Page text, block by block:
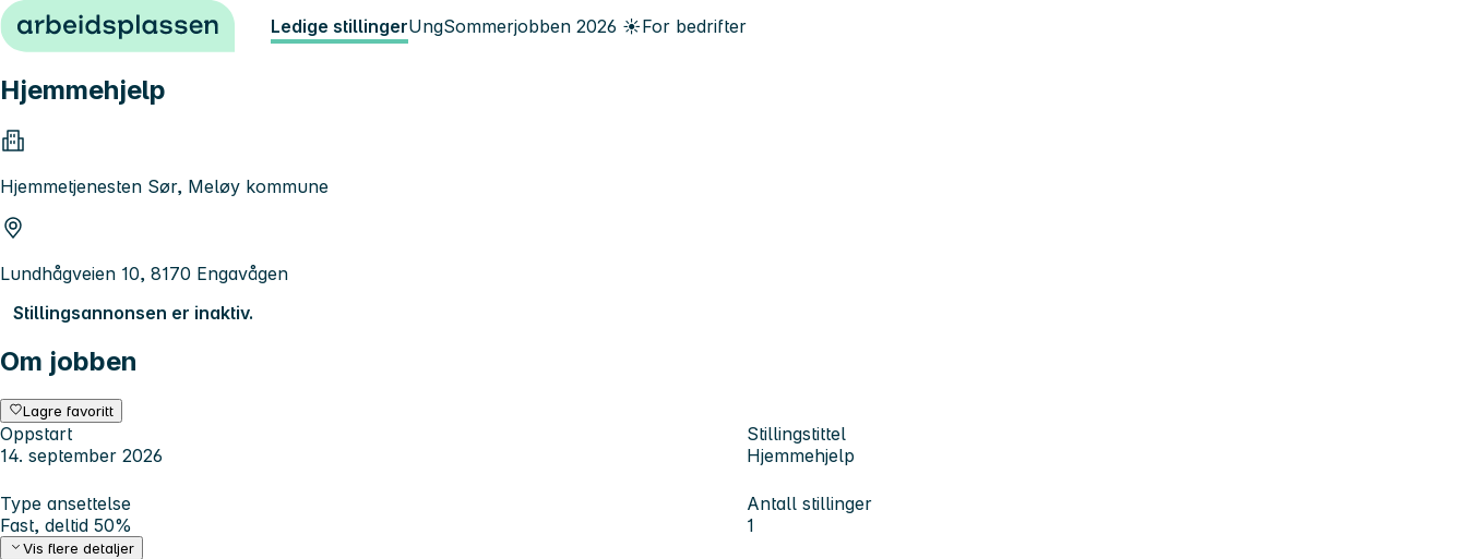
Hopp til innhold Ledige stillingerUngSommerjobben 2026 ☀️For bedrifter
Hjemmehjelp
Hjemmetjenesten Sør, Meløy kommune
Lundhågveien 10, 8170 Engavågen
Stillingsannonsen er inaktiv.
Om jobben
Lagre favoritt
Oppstart
14. september 2026
Stillingstittel
Hjemmehjelp
Type ansettelse
Fast, deltid 50%
Antall stillinger
1
Vis flere detaljer